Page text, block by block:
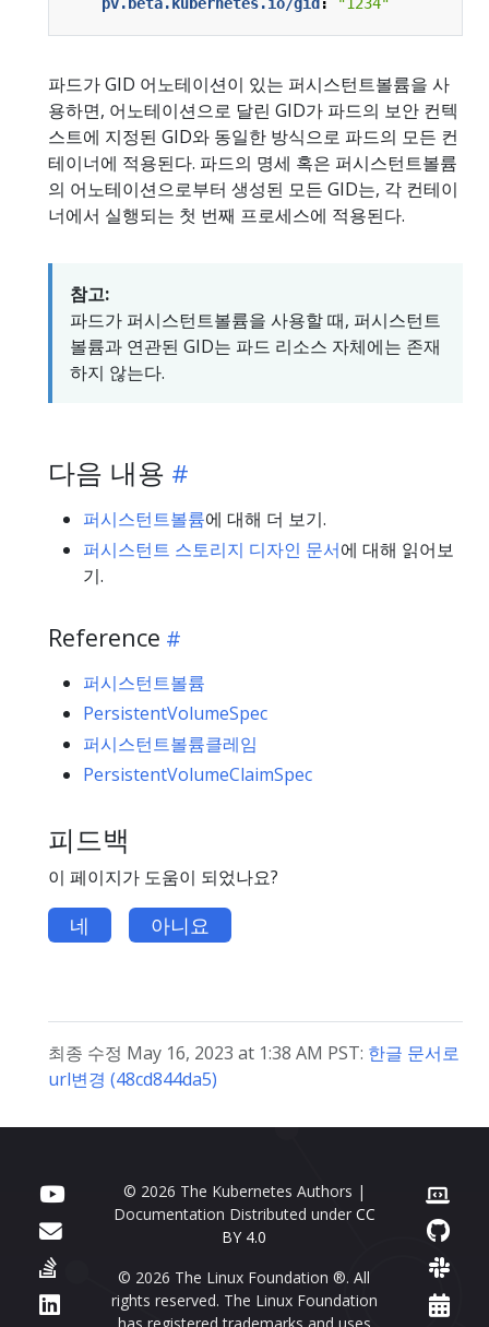
pv.beta.kubernetes.io/gid : "1234"
파드가 GID 어노테이션이 있는 퍼시스턴트볼륨을 사
용하면, 어노테이션으로 달린 GID가 파드의 보안 컨텍
스트에 지정된 GID와 동일한 방식으로 파드의 모든 컨
테이너에 적용된다. 파드의 명세 혹은 퍼시스턴트볼륨
의 어노테이션으로부터 생성된 모든 GID는, 각 컨테이
너에서 실행되는 첫 번째 프로세스에 적용된다.
참고:
파드가 퍼시스턴트볼륨을 사용할 때, 퍼시스턴트
볼륨과 연관된 GID는 파드 리소스 자체에는 존재
하지 않는다.
다음 내용
퍼시스턴트볼륨에 대해 더 보기.
퍼시스턴트 스토리지 디자인 문서에 대해 읽어보
기.
Reference
퍼시스턴트볼륨
PersistentVolumeSpec
퍼시스턴트볼륨클레임
PersistentVolumeClaimSpec
피드백
이 페이지가 도움이 되었나요?
네 아니요
최종 수정 May 16, 2023 at 1:38 AM PST: 한글 문서로
url변경 (48cd844da5)
© 2026 The Kubernetes Authors |
Documentation Distributed under CC
BY 4.0
© 2026 The Linux Foundation ®. All
rights reserved. The Linux Foundation